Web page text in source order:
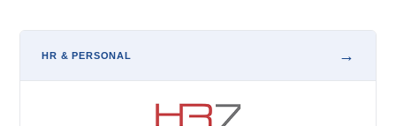
HR & PERSONAL →